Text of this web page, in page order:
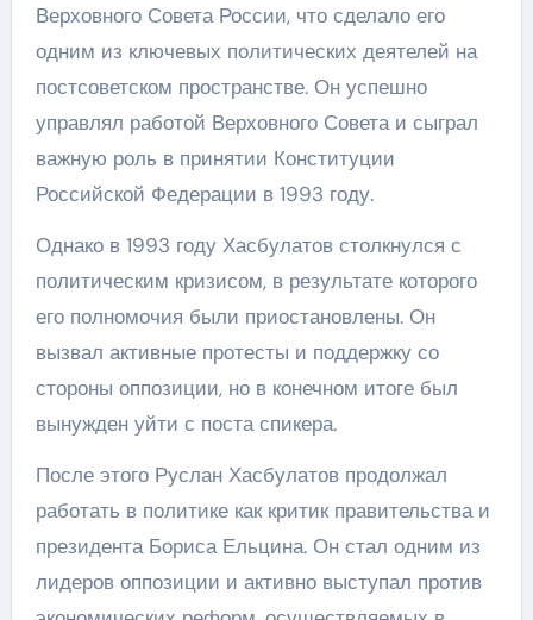
Верховного Совета России, что сделало его
одним из ключевых политических деятелей на
постсоветском пространстве. Он успешно
управлял работой Верховного Совета и сыграл
важную роль в принятии Конституции
Российской Федерации в 1993 году.
Однако в 1993 году Хасбулатов столкнулся с
политическим кризисом, в результате которого
его полномочия были приостановлены. Он
вызвал активные протесты и поддержку со
стороны оппозиции, но в конечном итоге был
вынужден уйти с поста спикера.
После этого Руслан Хасбулатов продолжал
работать в политике как критик правительства и
президента Бориса Ельцина. Он стал одним из
лидеров оппозиции и активно выступал против